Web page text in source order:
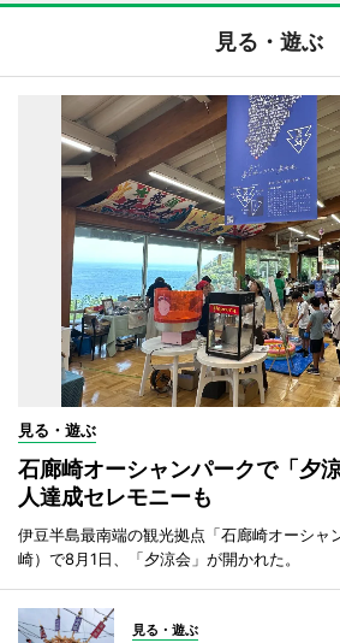
見る・遊ぶ
見る・遊ぶ
石廊崎オーシャンパークで「
人達成セレモニーも
伊豆半島最南端の観光拠点「石廊崎オーシャ
崎）で8月1日、「夕涼会」が開かれた。
見る・遊ぶ